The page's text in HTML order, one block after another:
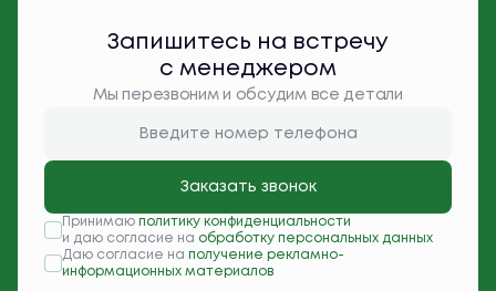
Запишитесь на встречу
с менеджером
Мы перезвоним и обсудим все детали
Заказать звонок
Принимаю политику конфиденциальности
и даю согласие на обработку персональных данных
Даю согласие на получение рекламно-
информационных материалов